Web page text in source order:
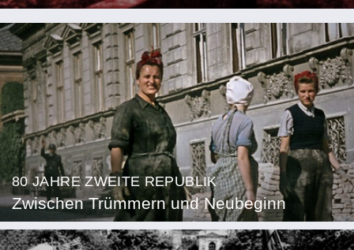
80 JAHRE ZWEITE REPUBLIK
Zwischen Trümmern und Neubeginn